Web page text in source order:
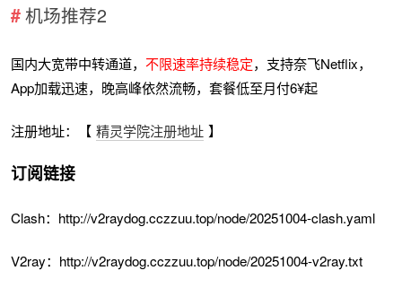
机场推荐2
国内大宽带中转通道，不限速率持续稳定，支持奈飞Netflix，
App加载迅速，晚高峰依然流畅，套餐低至月付6¥起
注册地址：【 精灵学院注册地址 】
订阅链接
Clash：http://v2raydog.cczzuu.top/node/20251004-clash.yaml
V2ray：http://v2raydog.cczzuu.top/node/20251004-v2ray.txt